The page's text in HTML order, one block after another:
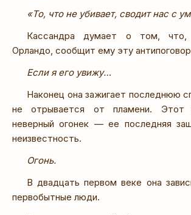
«То, что не убивает, сводит нас с
Кассандра думает о том, что,
Орландо, сообщит ему эту
Если я его увижу…
Наконец она зажигает последнюю
не отрывается от пламени. Этот
неверный огонек — ее последняя
неизвестность.
Огонь.
В двадцать первом веке она
первобытные люди.